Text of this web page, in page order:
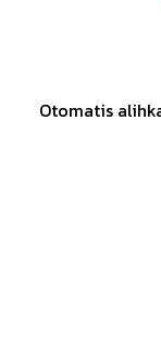
Otomatis